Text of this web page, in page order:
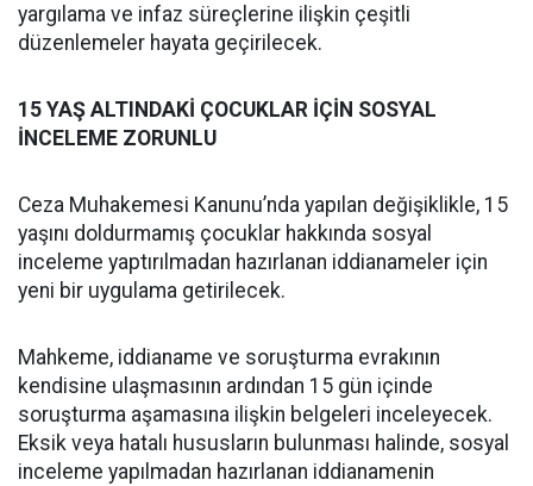
yargılama ve infaz süreçlerine ilişkin çeşitli
düzenlemeler hayata geçirilecek.
15 YAŞ ALTINDAKİ ÇOCUKLAR İÇİN SOSYAL
İNCELEME ZORUNLU
Ceza Muhakemesi Kanunu’nda yapılan değişiklikle, 15
yaşını doldurmamış çocuklar hakkında sosyal
inceleme yaptırılmadan hazırlanan iddianameler için
yeni bir uygulama getirilecek.
Mahkeme, iddianame ve soruşturma evrakının
kendisine ulaşmasının ardından 15 gün içinde
soruşturma aşamasına ilişkin belgeleri inceleyecek.
Eksik veya hatalı hususların bulunması halinde, sosyal
inceleme yapılmadan hazırlanan iddianamenin